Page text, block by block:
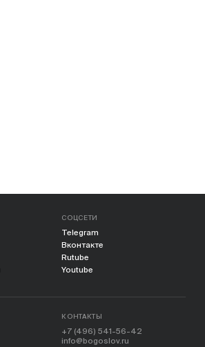
СОЦСЕТИ
Telegram
Вконтакте
Rutube
Youtube
КОНТАКТЫ
+7 (496) 541-56-42
info@bogoslov.ru